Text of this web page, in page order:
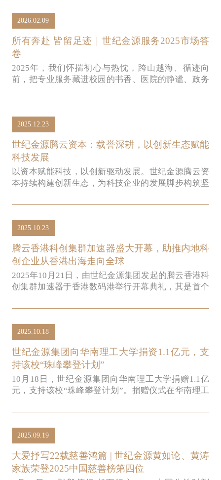
2026.02.09
所有奔赴 皆留足迹｜世纪金源服务2025市场答
卷
2025年，我们怀揣初心与热忱，跨山越海、循迹向
前，把专业服务藏进校园的书香、医院的静谧、政务
篇？答案，就在我们走过的每一段足迹里。
2025.12.23
世纪金源腾云资本：载誉深耕，以创新生态赋能
科技发展
以资本赋能科技，以创新驱动发展。世纪金源腾云资
本持续构建创新生态，为科技企业的发展脚步构筑坚
业和资源圈，联动优质合作方打造母基金创新产业生
科创集群加速器的平台作用，加速推动中国创新企业
展！
2025.10.23
腾云香港科创集群加速器盛大开幕，助推内地科
创企业从香港出海走向全球
2025年10月21日，由世纪金源集团发起的腾云香港科
创集群加速器于香港数码港举行开幕典礼，其是首个
的香港聚焦“创科出海”的资本驱动型加速平台。
2025.10.18
世纪金源集团向华南理工大学捐资1.1亿元，支
持该校“珠峰攀登计划”
10月18日，世纪金源集团向华南理工大学捐赠1.1亿
元，支持该校“珠峰攀登计划”。捐赠仪式在华南理工
春等出席仪式，世纪金源集团总裁黄涛先生出席并致
2025.09.19
大爱抒写22载慈善鸿篇 | 世纪金源黄如论、黄涛
家族荣登2025中国慈善榜第四位